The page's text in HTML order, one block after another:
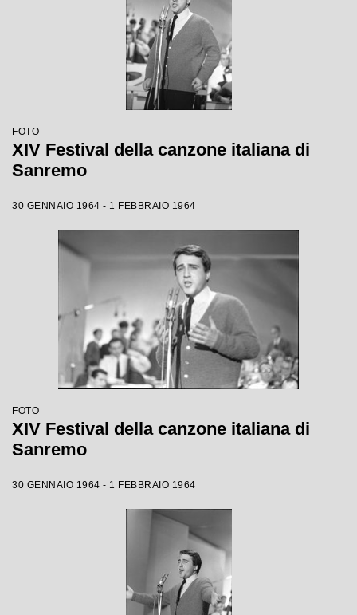
FOTO
XIV Festival della canzone italiana di
Sanremo
30 GENNAIO 1964 - 1 FEBBRAIO 1964
FOTO
XIV Festival della canzone italiana di
Sanremo
30 GENNAIO 1964 - 1 FEBBRAIO 1964